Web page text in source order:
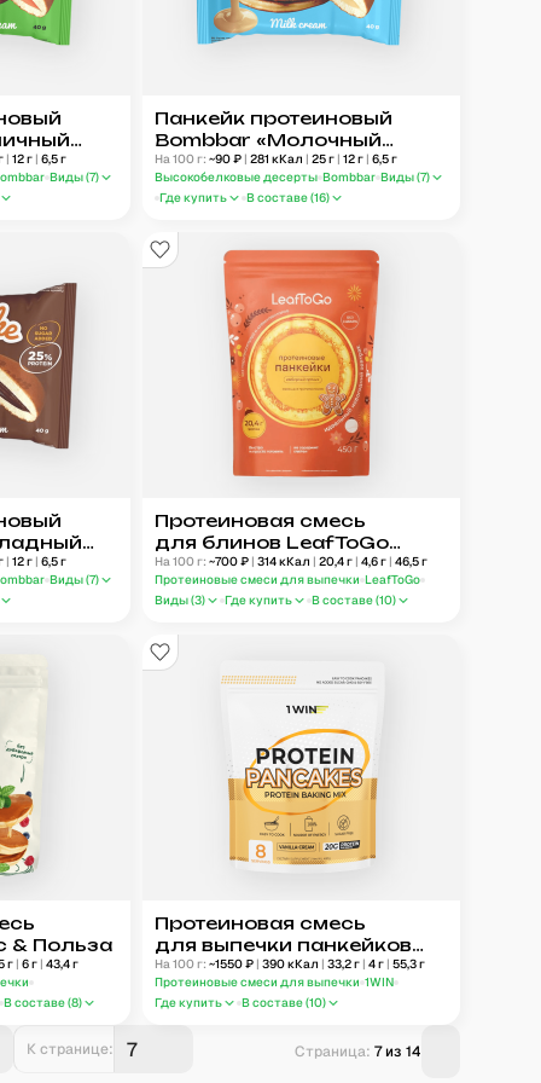
| 12г | 6,5г
Виды (7)
Панкейк протеиновый
Bombbar «Молочный
крем»
На 100 г: ~90₽ | 281 кКал | 25г | 12г | 6,5г
Высокобелковые десерты Bombbar Виды (7)
Где купить
В составе (16)
| 12г | 6,5г
Виды (7)
Протеиновая смесь
для блинов LeafToGo
Имбирный пряник
На 100 г: ~700₽ | 314кКал | 20,4г | 4,6г | 46,5г
Протеиновые смеси для выпечки LeafToGo
Виды (3) Где купить В составе (10)
& Польза
г | 6г | 43,4г
В составе (8)
Протеиновая смесь
для выпечки панкейков
1WIN
На 100 г: ~1550₽ | 390кКал | 33,2г | 4г | 55,3г
Протеиновые смеси для выпечки 1WIN
Где купить
В составе (10)
К странице: Страница: 7из 14